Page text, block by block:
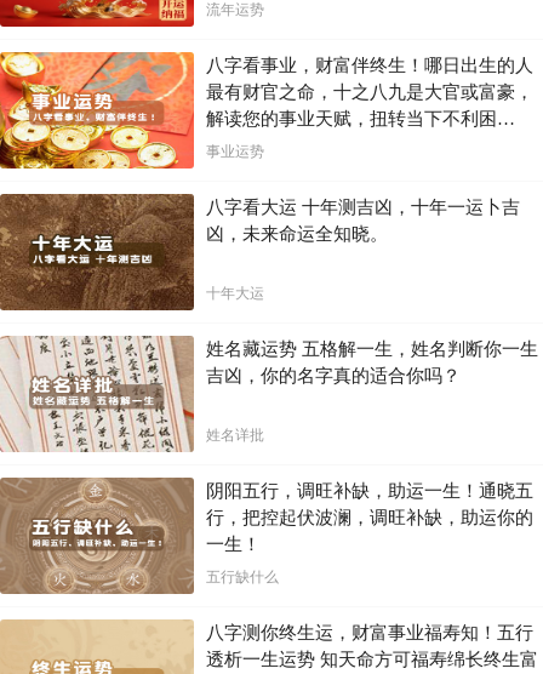
流年运势
八字看事业，财富伴终生！哪日出生的人
最有财官之命，十之八九是大官或富豪，
解读您的事业天赋，扭转当下不利困
局！！
事业运势
八字看大运 十年测吉凶，十年一运卜吉
凶，未来命运全知晓。
十年大运
姓名藏运势 五格解一生，姓名判断你一生
吉凶，你的名字真的适合你吗？
姓名详批
阴阳五行，调旺补缺，助运一生！通晓五
行，把控起伏波澜，调旺补缺，助运你的
一生！
五行缺什么
八字测你终生运，财富事业福寿知！五行
透析一生运势 知天命方可福寿绵长终生富